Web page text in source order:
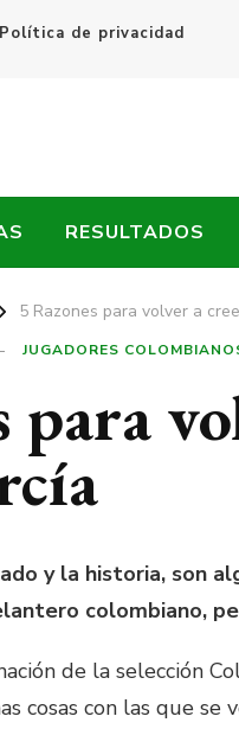
Política de privacidad
RESULTADOS
5 Razones para volver a
JUGADORES
para
y la historia, son
colombiano,
de la selección
cosas con las que se